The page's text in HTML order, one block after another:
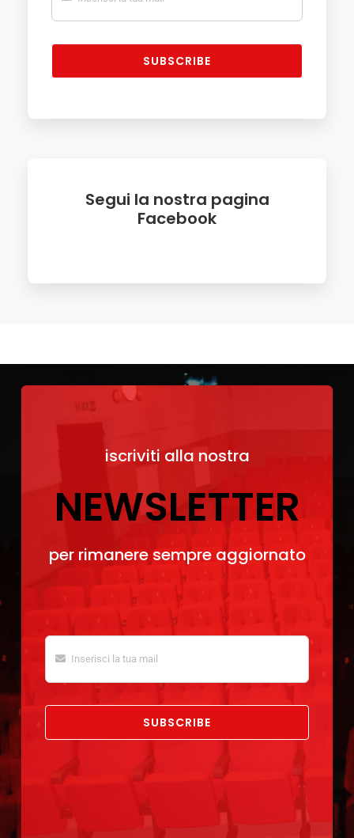
SUBSCRIBE
Segui la nostra pagina
Facebook
iscriviti alla nostra
NEWSLETTER
per rimanere sempre aggiornato
SUBSCRIBE